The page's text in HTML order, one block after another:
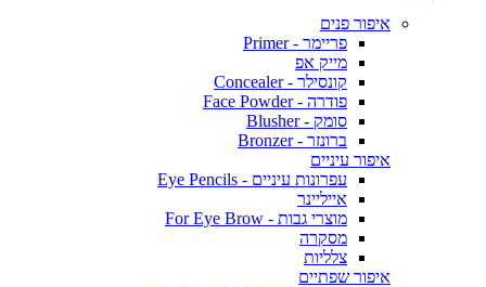
איפור פנים
פריימר - Primer
מייק אפ
קונסילר - Concealer
פודרה - Face Powder
סומק - Blusher
ברונזר - Bronzer
איפור עיניים
עפרונות עיניים - Eye Pencils
אייליינר
מוצרי גבות - For Eye Brow
מסקרה
צלליות
איפור שפתיים